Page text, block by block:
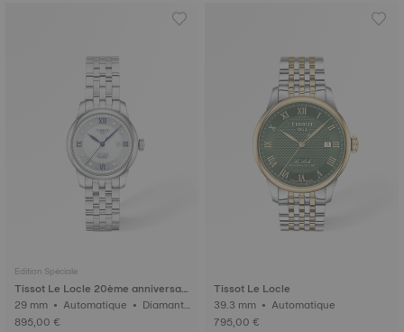
Edition Spéciale
Tissot Le Locle 20ème anniversair
e
29 mm • Automatique • Diamant
s
895,00 €
Tissot Le Locle
39.3 mm • Automatique
795,00 €